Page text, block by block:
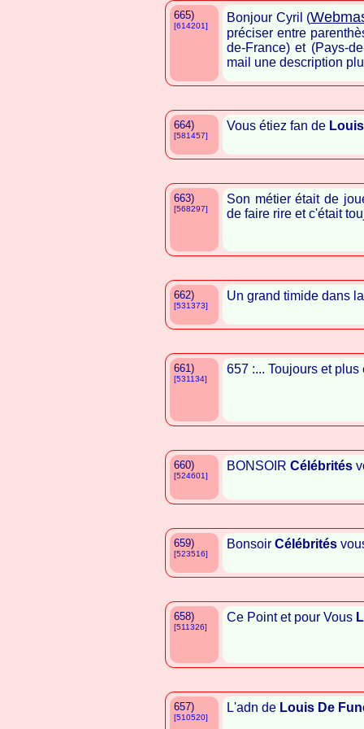
665)
[614201]
Bonjour Cyril (
préciser entre
de-France) et (Pays-
mail une description
664)
[581457]
Vous étiez fan de
663)
[568297]
Son métier était de
de faire rire et c'était
662)
[531373]
Un grand timide dans
661)
[531134]
657 :... Toujours et
660)
[524601]
BONSOIR Célébrités
659)
[523516]
Bonsoir Célébrités
658)
[511326]
Ce Point et pour Vous
657)
[510520]
L'adn de Louis De